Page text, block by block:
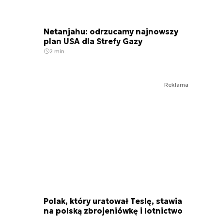
Netanjahu: odrzucamy najnowszy
plan USA dla Strefy Gazy
2 min.
Reklama
Polak, który uratował Teslę, stawia
na polską zbrojeniówkę i lotnictwo